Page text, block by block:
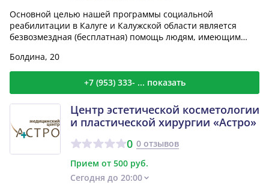
Основной целью нашей программы социальной
реабилитации в Калуге и Калужской области является
безвозмездная (бесплатная) помощь людям, имеющим
Болдина, 20
+7 (953) 333- ... показать
Центр эстетической косметологии
и пластической хирургии «Астро»
0 0 отзывов
Прием от 500 руб.
Сегодня до 20:00